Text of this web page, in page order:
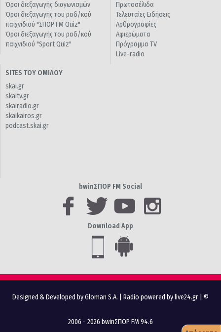
Όροι διεξαγωγής διαγωνισμών
Όροι διεξαγωγής του ραδ/κού
παιχνιδιού "ΣΠΟΡ FM Quiz"
Όροι διεξαγωγής του ραδ/κού
παιχνιδιού "Sport Quiz"
Πρωτοσέλιδα
Τελευταίες Ειδήσεις
Αρθρογραφίες
Αφιερώματα
Πρόγραμμα TV
Live-radio
SITES ΤΟΥ ΟΜΙΛΟΥ
skai.gr
skaitv.gr
skairadio.gr
skaikairos.gr
podcast.skai.gr
bwinΣΠΟΡ FM Social
Download App
Designed & Developed by Gloman S.A. Radio powered by live24.gr | ©
2006 - 2026 bwinΣΠΟΡ FM 94.6